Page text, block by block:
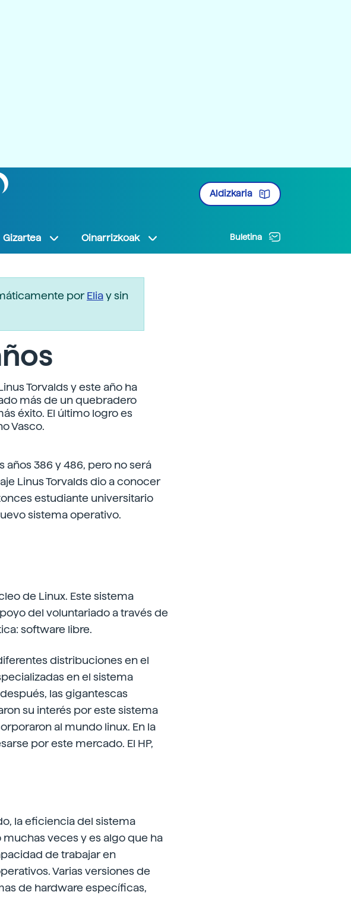
Aldizkaria
Gizartea Oinarrizkoak Buletina
porEliay sin
Torvalds y este año ha
más de un quebradero
éxito. El último logro es
Vasco.
años 386 y 486, pero no será
Linus Torvalds dio a conocer
estudiante universitario
sistema operativo.
de Linux. Este sistema
del voluntariado a través de
software libre.
distribuciones en el
en el sistema
las gigantescas
su interés por este sistema
al mundo linux. En la
por este mercado. El HP,
la eficiencia del sistema
veces y es algo que ha
de trabajar en
Varias versiones de
de hardware específicas,